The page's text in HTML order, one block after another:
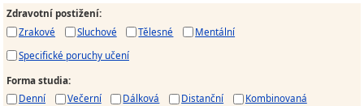
Zdravotní postižení:
Zrakové
Sluchové Tělesné
Mentální
Specifické poruchy učení
Forma studia:
Denní
Večerní Dálková Distanční Kombinovaná